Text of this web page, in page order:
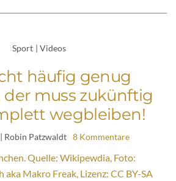
Sport | Videos
häufig genug
der muss zukünftig
wegbleiben!
| Robin Patzwaldt 8 Kommentare